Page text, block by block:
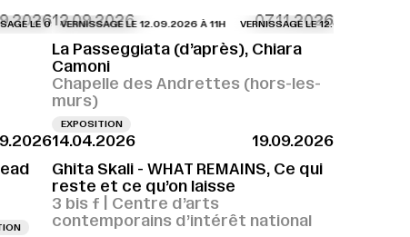
LE 09.09.2026 À 18H VERNISSAGE LE 09.09.2026 À 18H VERNISSAGE LE
12.09.2026 07.11.2026
VERNISSAGE LE 12.09.2026 À 11H VERNISSAGE LE 12.09.2026 À 11H
La Passeggiata (d’après), Chiara
Camoni
Chapelle des Andrettes (hors-les-
murs)
EXPOSITION
14.04.2026
19.09.2026
Ghita Skali - WHAT REMAINS, Ce qui
reste et ce qu’on laisse
3 bis f | Centre d’arts
contemporains d’intérêt national